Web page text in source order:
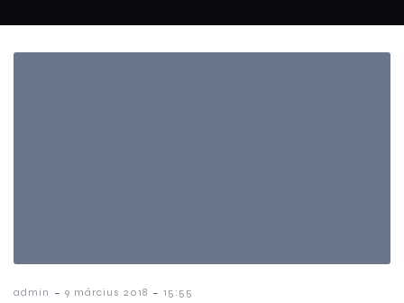
admin - 9 március 2018 - 15:55